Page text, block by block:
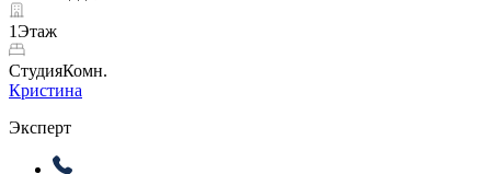
1Этаж
СтудияКомн.
Кристина
Эксперт